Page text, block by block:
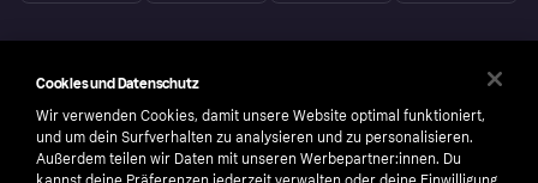
Cookies und Datenschutz
Wir verwenden Cookies, damit unsere Website optimal funktioniert,
und um dein Surfverhalten zu analysieren und zu personalisieren.
Außerdem teilen wir Daten mit unseren Werbepartner:innen. Du